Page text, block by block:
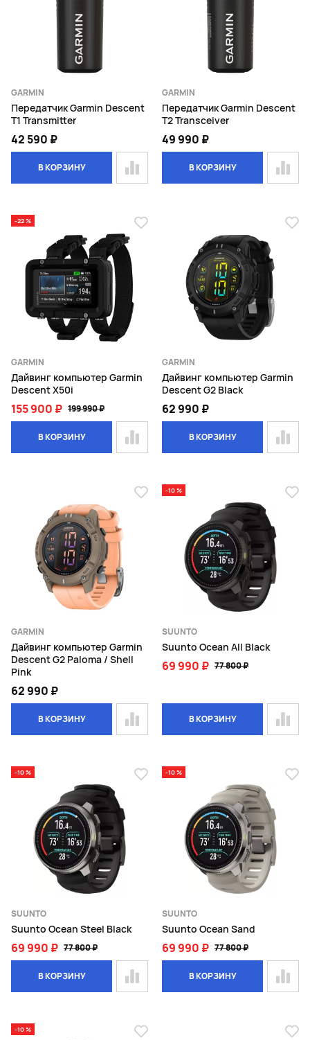
GARMIN
Передатчик Garmin Descent
T1 Transmitter
42 590 ₽
В КОРЗИНУ
GARMIN
Передатчик Garmin Descent
T2 Transceiver
49 990 ₽
В КОРЗИНУ
-22 %
GARMIN
Дайвинг компьютер Garmin
Descent X50i
155 900 ₽ 199 990 ₽
В КОРЗИНУ
GARMIN
Дайвинг компьютер Garmin
Descent G2 Black
62 990 ₽
В КОРЗИНУ
GARMIN
Дайвинг компьютер Garmin
Descent G2 Paloma / Shell
Pink
62 990 ₽
В КОРЗИНУ
-10 %
SUUNTO
Suunto Ocean All Black
69 990 ₽ 77 800 ₽
В КОРЗИНУ
-10 %
SUUNTO
Suunto Ocean Steel Black
69 990 ₽ 77 800 ₽
В КОРЗИНУ
-10 %
SUUNTO
Suunto Ocean Sand
69 990 ₽ 77 800 ₽
В КОРЗИНУ
-10 %